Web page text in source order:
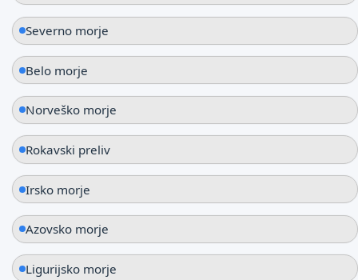
Severno morje
Belo morje
Norveško morje
Rokavski preliv
Irsko morje
Azovsko morje
Ligurijsko morje